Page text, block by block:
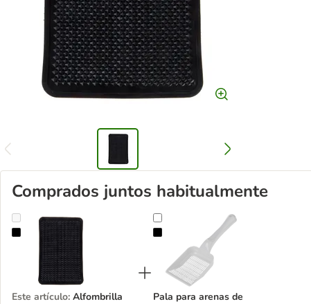
Comprados juntos habitualmente
Alfombrilla Advanced para areneros
Este artículo: Alfombrilla
Pala para arenas de gránulos finos
Pala para arenas de